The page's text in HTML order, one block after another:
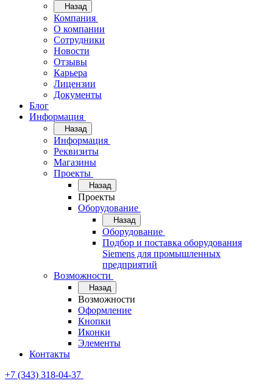
Назад
Компания
О компании
Сотрудники
Новости
Отзывы
Карьера
Лицензии
Документы
Блог
Информация
Назад
Информация
Реквизиты
Магазины
Проекты
Назад
Проекты
Оборудование
Назад
Оборудование
Подбор и поставка оборудования
Siemens для промышленных
предприятий
Возможности
Назад
Возможности
Оформление
Кнопки
Иконки
Элементы
Контакты
+7 (343) 318-04-37